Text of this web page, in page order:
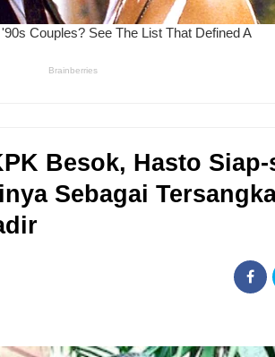
Besok, Hasto Siap-
Sebagai